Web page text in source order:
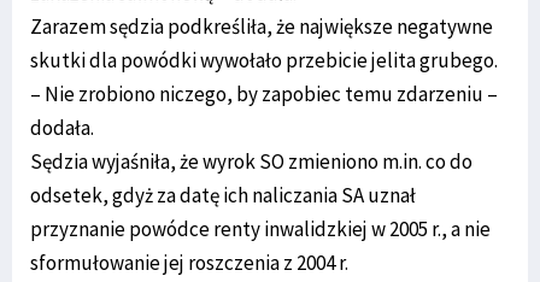
Zarazem sędzia podkreśliła, że największe negatywne
skutki dla powódki wywołało przebicie jelita grubego.
– Nie zrobiono niczego, by zapobiec temu zdarzeniu –
dodała.
Sędzia wyjaśniła, że wyrok SO zmieniono m.in. co do
odsetek, gdyż za datę ich naliczania SA uznał
przyznanie powódce renty inwalidzkiej w 2005 r., a nie
sformułowanie jej roszczenia z 2004 r.